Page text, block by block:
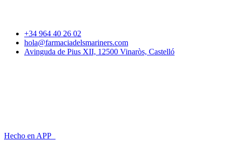
+34 964 40 26 02
hola@farmaciadelsmariners.com
Avinguda de Pius XII, 12500 Vinaròs, Castelló
Hecho en APP_